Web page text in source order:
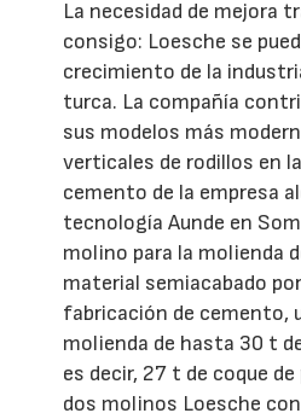
La necesidad de mejora
consigo: Loesche se
crecimiento de la
turca. La compañía
sus modelos más
verticales de rodillos en
cemento de la empresa
tecnología Aunde en
molino para la molienda
material semiacabado
fabricación de cemento,
molienda de hasta 30 t
es decir, 27 t de coque
dos molinos Loesche